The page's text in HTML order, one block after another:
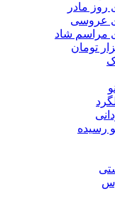
مادر
عروسی
مراسم شاد
رسیده